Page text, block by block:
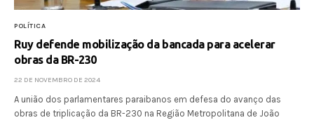
POLÍTICA
Ruy defende mobilização da bancada para acelerar
obras da BR-230
22 DE NOVEMBRO DE 2024
A união dos parlamentares paraibanos em defesa do avanço das
obras de triplicação da BR-230 na Região Metropolitana de João